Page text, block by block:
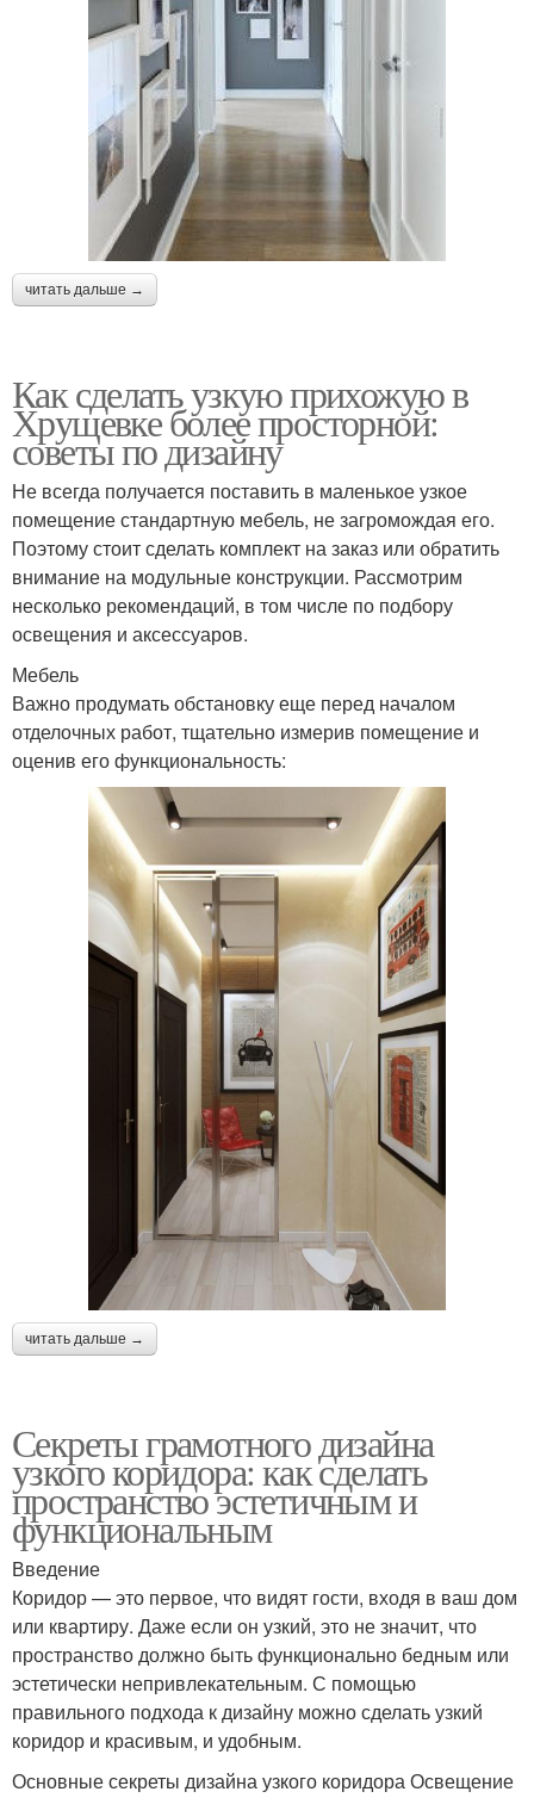
читать дальше →
Как сделать узкую прихожую в
Хрущевке более просторной:
советы по дизайну
Не всегда получается поставить в маленькое узкое
помещение стандартную мебель, не загромождая его.
Поэтому стоит сделать комплект на заказ или обратить
внимание на модульные конструкции. Рассмотрим
несколько рекомендаций, в том числе по подбору
освещения и аксессуаров.
Мебель
Важно продумать обстановку еще перед началом
отделочных работ, тщательно измерив помещение и
оценив его функциональность:
читать дальше →
Секреты грамотного дизайна
узкого коридора: как сделать
пространство эстетичным и
функциональным
Введение
Коридор — это первое, что видят гости, входя в ваш дом
или квартиру. Даже если он узкий, это не значит, что
пространство должно быть функционально бедным или
эстетически непривлекательным. С помощью
правильного подхода к дизайну можно сделать узкий
коридор и красивым, и удобным.
Основные секреты дизайна узкого коридора Освещение